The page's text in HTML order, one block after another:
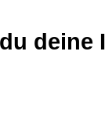
deine